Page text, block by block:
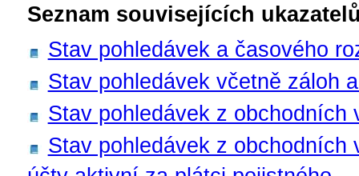
Seznam souvisejících
Stav pohledávek a časového
Stav pohledávek včetně záloh
Stav pohledávek z obchodních
Stav pohledávek z obchodních